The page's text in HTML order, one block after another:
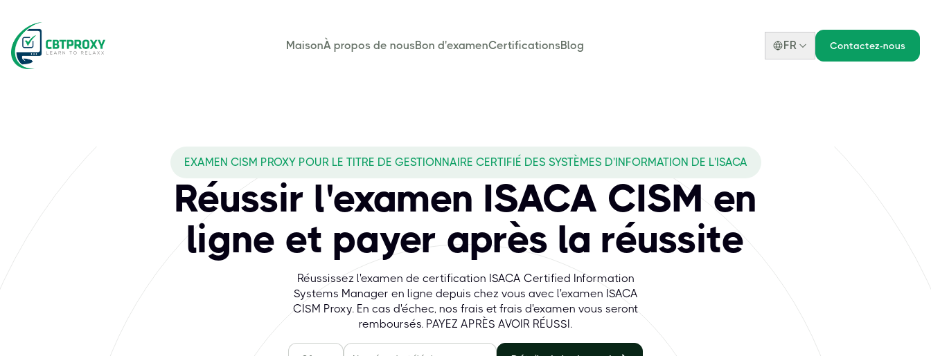
MaisonÀ propos de nousBon d'examenCertificationsBlog FR Contactez-nous
EXAMEN CISM PROXY POUR LE TITRE DE GESTIONNAIRE CERTIFIÉ DES SYSTÈMES D'INFORMATION DE L'ISACA
Réussir l'examen ISACA CISM en
ligne et payer après la réussite
Réussissez l'examen de certification ISACA Certified Information
Systems Manager en ligne depuis chez vous avec l'examen ISACA
CISM Proxy. En cas d'échec, nos frais et frais d'examen vous seront
remboursés. PAYEZ APRÈS AVOIR RÉUSSI.